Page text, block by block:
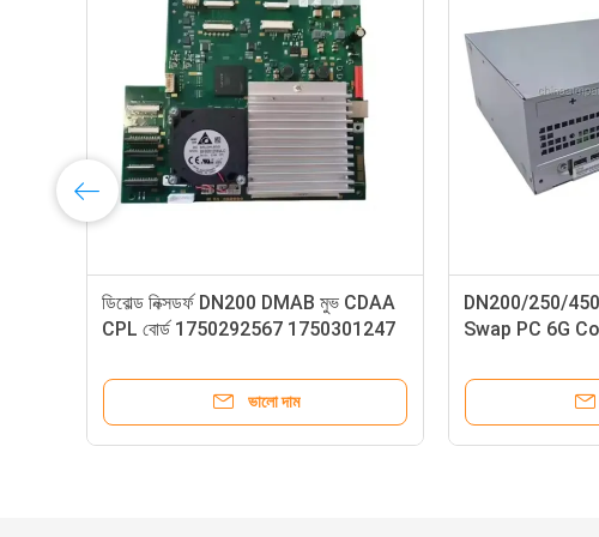
ECRM ইউনিভার্সাল রিসাইক্লার-UP
ESCROW (UESAH)
1750342439 ডিবোল্ড নিক্সডর্ফ এসডিইউ
স্ট্যাকার ডিসপেন্স ইউনিট FL RL V6A